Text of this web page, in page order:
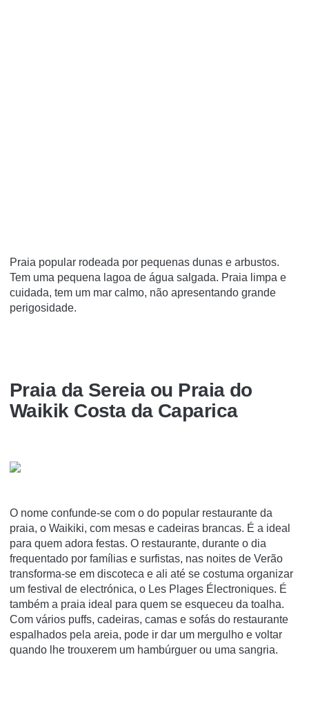
Praia popular rodeada por pequenas dunas e arbustos.
Tem uma pequena lagoa de água salgada. Praia limpa e
cuidada, tem um mar calmo, não apresentando grande
perigosidade.
Praia da Sereia ou Praia do
Waikik Costa da Caparica
O nome confunde-se com o do popular restaurante da
praia, o Waikiki, com mesas e cadeiras brancas. É a ideal
para quem adora festas. O restaurante, durante o dia
frequentado por famílias e surfistas, nas noites de Verão
transforma-se em discoteca e ali até se costuma organizar
um festival de electrónica, o Les Plages Électroniques. É
também a praia ideal para quem se esqueceu da toalha.
Com vários puffs, cadeiras, camas e sofás do restaurante
espalhados pela areia, pode ir dar um mergulho e voltar
quando lhe trouxerem um hambúrguer ou uma sangria.